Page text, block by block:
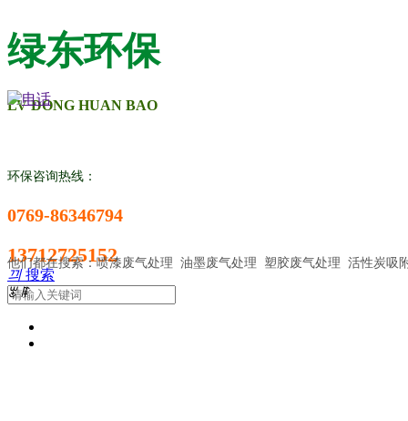
绿东环保
LV DONG HUAN BAO
环保咨询热线：
0769-86346794
13712725152
他们都在搜索：喷漆废气处理 油墨废气处理 塑胶废气处理 活性炭吸
끠 搜索
ꂃ ꁹ